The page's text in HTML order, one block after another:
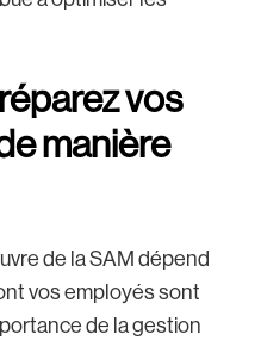
vos
manière
de la SAM dépend
vos employés sont
de la gestion